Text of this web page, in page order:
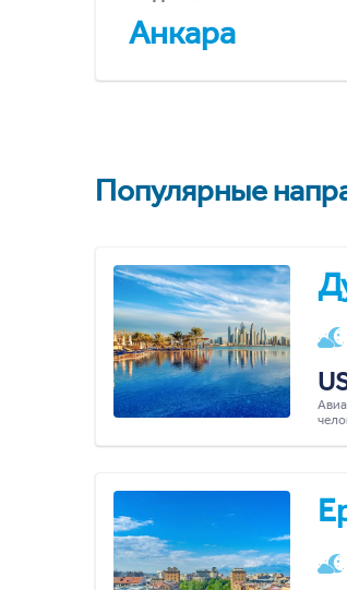
Анкара
Популярные